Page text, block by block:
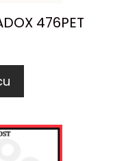
476PET